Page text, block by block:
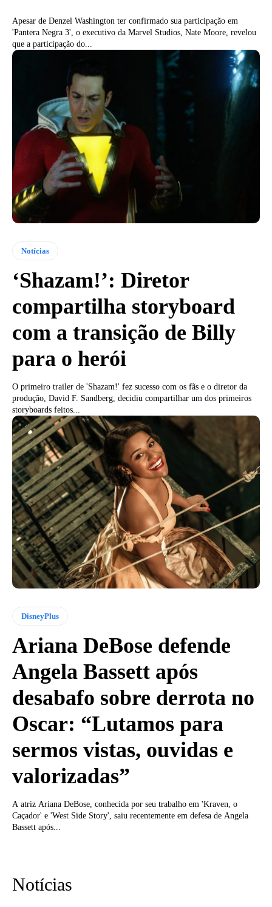
Apesar de Denzel Washington ter confirmado sua participação em
'Pantera Negra 3', o executivo da Marvel Studios, Nate Moore, revelou
que a participação do...
Notícias
‘Shazam!’: Diretor
compartilha storyboard
com a transição de Billy
para o herói
O primeiro trailer de 'Shazam!' fez sucesso com os fãs e o diretor da
produção, David F. Sandberg, decidiu compartilhar um dos primeiros
storyboards feitos...
DisneyPlus
Ariana DeBose defende
Angela Bassett após
desabafo sobre derrota no
Oscar: “Lutamos para
sermos vistas, ouvidas e
valorizadas”
A atriz Ariana DeBose, conhecida por seu trabalho em 'Kraven, o
Caçador' e 'West Side Story', saiu recentemente em defesa de Angela
Bassett após...
Notícias